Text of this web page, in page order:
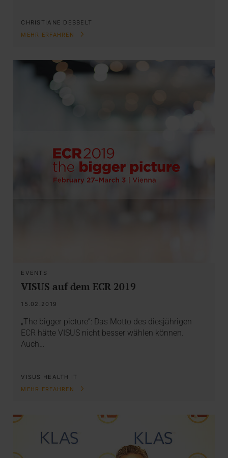
CHRISTIANE DEBBELT
MEHR ERFAHREN
EVENTS
VISUS auf dem ECR 2019
15.02.2019
„The bigger picture“: Das Motto des diesjährigen
ECR hätte VISUS nicht besser wählen können.
Auch…
VISUS HEALTH IT
MEHR ERFAHREN